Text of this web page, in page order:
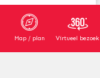
Map / plan Virtueel bezoek